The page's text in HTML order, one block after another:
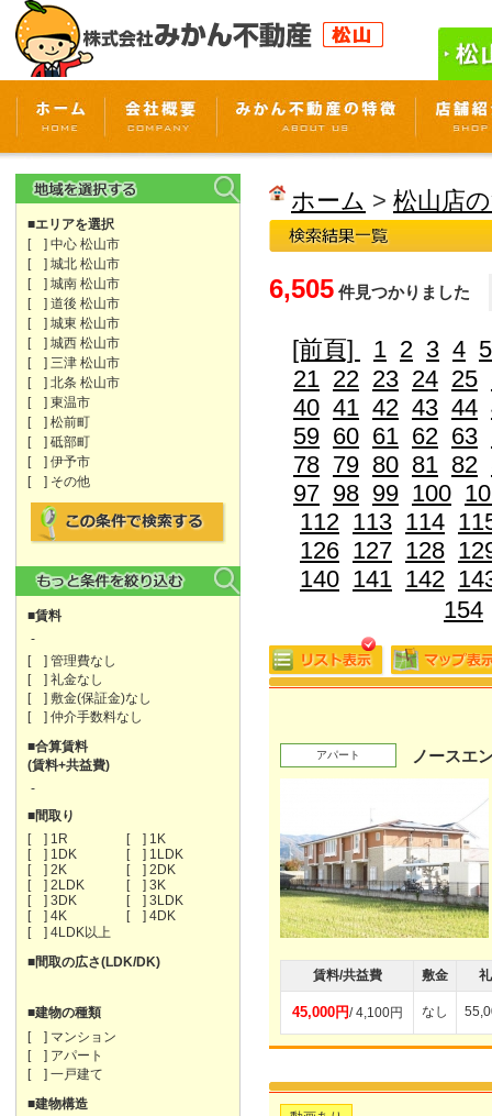
■エリアを選択
[ ] 中心 松山市
[ ] 城北 松山市
[ ] 城南 松山市
[ ] 道後 松山市
[ ] 城東 松山市
[ ] 城西 松山市
[ ] 三津 松山市
[ ] 北条 松山市
[ ] 東温市
[ ] 松前町
[ ] 砥部町
[ ] 伊予市
[ ] その他
■賃料
-
[ ] 管理費なし
[ ] 礼金なし
[ ] 敷金(保証金)なし
[ ] 仲介手数料なし
■合算賃料
(賃料+共益費)
-
■間取り
[ ] 1R
[ ] 1K
[ ] 1DK
[ ] 1LDK
[ ] 2K
[ ] 2DK
[ ] 2LDK
[ ] 3K
[ ] 3DK
[ ] 3LDK
[ ] 4K
[ ] 4DK
[ ] 4LDK以上
■間取の広さ(LDK/DK)
■建物の種類
[ ] マンション
[ ] アパート
[ ] 一戸建て
■建物構造
ホーム > 松山店
6,505 件見つかりました
[前頁] 1 2 3 4 5
21 22 23 24 25
40 41 42 43 44
59 60 61 62 63
78 79 80 81 82
97 98 99 100
112 113 114
126 127 128
140 141 142
154
アパート ノースエ
賃料/共益費 敷金
45,000円/ 4,100円 なし